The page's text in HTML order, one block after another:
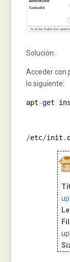
Solución:
Acceder con
lo siguiente:
apt-get
/etc/init .d